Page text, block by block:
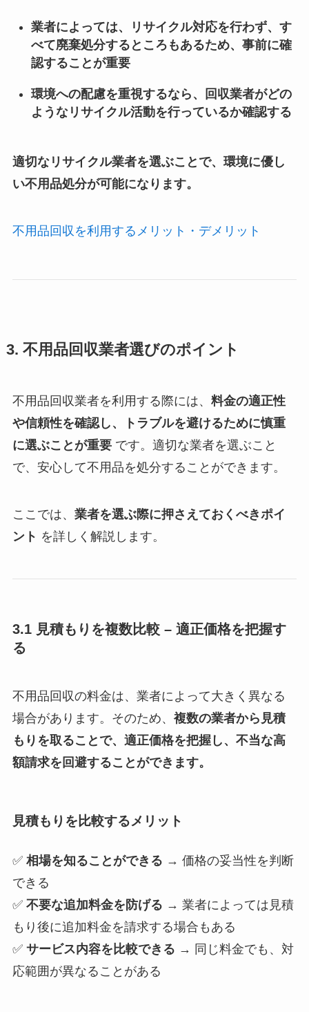
業者によっては、リサイクル対応を行わず、す
べて廃棄処分するところもあるため、事前に確
認することが重要
環境への配慮を重視するなら、回収業者がどの
ようなリサイクル活動を行っているか確認する
適切なリサイクル業者を選ぶことで、環境に優し
い不用品処分が可能になります。
不用品回収を利用するメリット・デメリット
3. 不用品回収業者選びのポイント
不用品回収業者を利用する際には、 料金の適正性
や信頼性を確認し、トラブルを避けるために慎重
に選ぶことが重要です。適切な業者を選ぶこと
で、安心して不用品を処分することができます。
ここでは、 業者を選ぶ際に押さえておくべきポイ
ント を詳しく解説します。
3.1 見積もりを複数比較 – 適正価格を把握す
る
不用品回収の料金は、業者によって大きく異なる
場合があります。そのため、 複数の業者から見積
もりを取ることで、適正価格を把握し、不当な高
額請求を回避することができます。
見積もりを比較するメリット
✅ 相場を知ることができる → 価格の妥当性を判断
できる
✅ 不要な追加料金を防げる → 業者によっては見積
もり後に追加料金を請求する場合もある
✅ サービス内容を比較できる → 同じ料金でも、対
応範囲が異なることがある